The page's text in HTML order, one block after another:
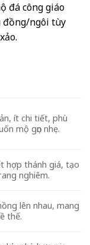
đá công giáo
ngôi tùy
ít chi tiết, phù
mộ gọn nhẹ.
hợp thánh giá, tạo
nghiêm.
lên nhau, mang
thế.